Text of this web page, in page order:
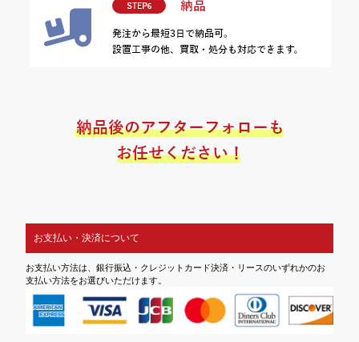
お支払い・決済について
お支払い方法は、銀行振込・クレジットカード決済・リースのいずれかのお
支払い方法をお選びいただけます。